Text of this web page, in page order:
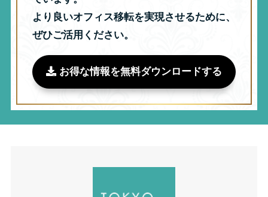
より良いオフィス移転を実現させるために、
ぜひご活用ください。
お得な情報を無料ダウンロードする